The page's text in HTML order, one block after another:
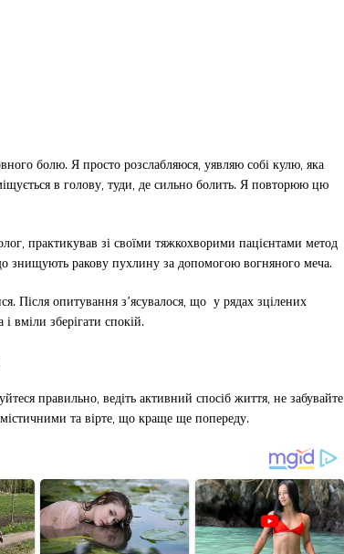
болю. Я просто розслабляюся, уявляю собі кулю, яка
в голову, туди, де сильно болить. Я повторюю цю
практикував зі своїми тяжкохворими пацієнтами метод
знищують ракову пухлину за допомогою вогняного меча.
Після опитування з’ясувалося, що у рядах зцілених
вміли зберігати спокій.
правильно, ведіть активний спосіб життя, не забувайте
та вірте, що краще ще попереду.